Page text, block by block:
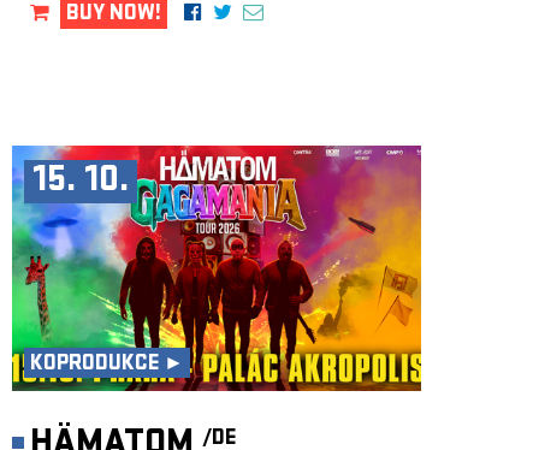
BUY NOW!
15. 10.
KOPRODUKCE ►
/DE